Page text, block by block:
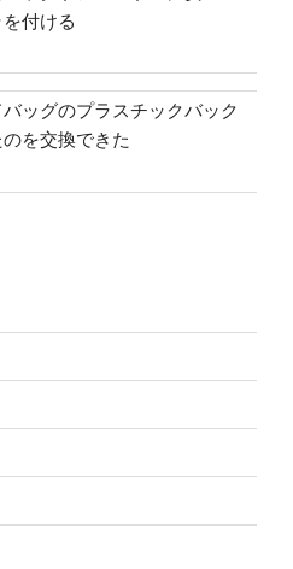
付ける
バッグのプラスチックバック
を交換できた